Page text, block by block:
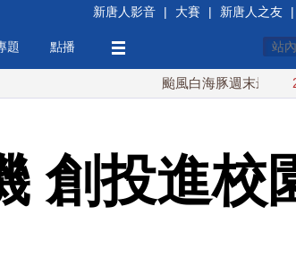
新唐人影音 | 大賽 | 新唐人之友 |
題 點播
颱風白海豚週末最接近台灣 最
創投進校